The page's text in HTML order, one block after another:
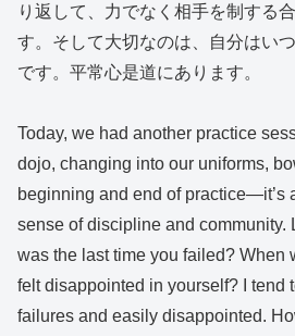
り返して、力でなく相手を制する
す。そして大切なのは、自分はい
です。平常心是道にあります。
Today, we had another practice
dojo, changing into our uniforms,
beginning and end of practice—it’s
sense of discipline and community.
was the last time you failed? When
felt disappointed in yourself? I tend
failures and easily disappointed.